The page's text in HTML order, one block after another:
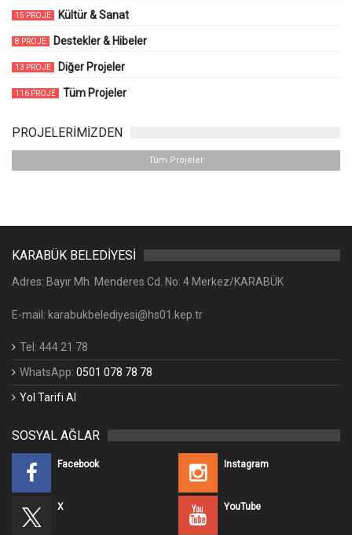
15 PROJE Kültür & Sanat
8 PROJE Destekler & Hibeler
13 PROJE Diğer Projeler
116 PROJE Tüm Projeler
PROJELERİMİZDEN
Tüm Projeler
KARABÜK BELEDİYESİ
Adres: Bayır Mh. Menderes Cd. No: 4 Merkez/KARABÜK
E-mail: karabukbelediyesi@hs01.kep.tr
Tel: 444 21 78
WhatsApp: 0501 078 78 78
Yol Tarifi Al
SOSYAL AĞLAR
Facebook Instagram
X YouTube